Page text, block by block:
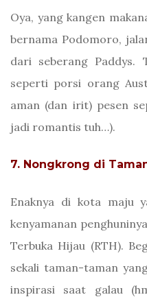
Oya, yang kangen
bernama Podomoro,
dari seberang Paddys.
seperti porsi orang
aman (dan irit) pesen
jadi romantis tuh…).
7. Nongkrong di
Enaknya di kota maju
kenyamanan
Terbuka Hijau (RTH).
sekali taman-taman
inspirasi saat galau